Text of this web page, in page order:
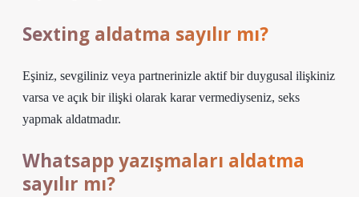
Sexting aldatma sayılır mı?
Eşiniz, sevgiliniz veya partnerinizle aktif bir duygusal ilişkiniz
varsa ve açık bir ilişki olarak karar vermediyseniz, seks
yapmak aldatmadır.
Whatsapp yazışmaları aldatma
sayılır mı?